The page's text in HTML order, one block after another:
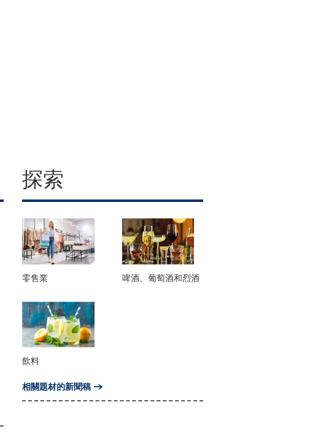
探索
零售業 啤酒、葡萄酒和烈酒
飲料
相關題材的新聞稿